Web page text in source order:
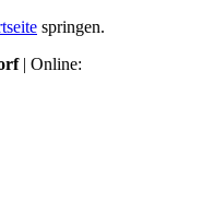
springen.
| Online: